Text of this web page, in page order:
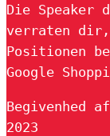
Die Speaker
verraten dir,
Positionen
Google
Begivenhed
2023